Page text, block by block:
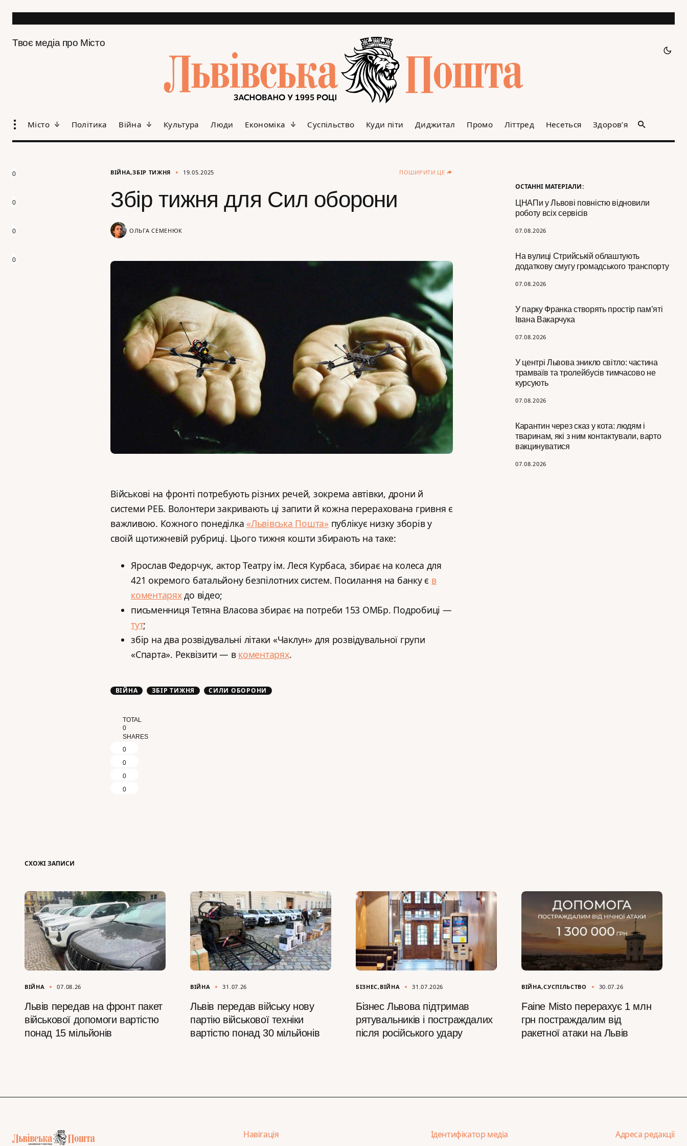
Твоє медіа про Місто
Місто Політика Війна Культура Люди Економіка Суспільство Куди піти Диджитал Промо Літтред Несеться Здоров’я
ОСТАННІ МАТЕРІАЛИ:
ЦНАПи у Львові повністю відновили
роботу всіх сервісів
07.08.2026
На вулиці Стрийській облаштують
додаткову смугу громадського транспорту
07.08.2026
У парку Франка створять простір пам’яті
Івана Вакарчука
07.08.2026
У центрі Львова зникло світло: частина
трамваїв та тролейбусів тимчасово не
курсують
07.08.2026
Карантин через сказ у кота: людям і
тваринам, які з ним контактували, варто
вакцинуватися
07.08.2026
ВІЙНА ЗБІР ТИЖНЯ 19.05.2025 ПОШИРИТИ ЦЕ
Збір тижня для Сил оборони
ОЛЬГА СЕМЕНЮК
Військові на фронті потребують різних речей, зокрема автівки, дрони й
системи РЕБ. Волонтери закривають ці запити й кожна перерахована гривня є
важливою. Кожного понеділка«Львівська Пошта» публікує низку зборів у
своїй щотижневій рубриці. Цього тижня кошти збирають на таке:
Ярослав Федорчук, актор Театру ім. Леся Курбаса, збирає на колеса для
421 окремого батальйону безпілотних систем. Посилання на банку є в
коментаряхдо відео;
письменниця Тетяна Власова збирає на потреби 153 ОМБр. Подробиці —
тут;
збір на два розвідувальні літаки «Чаклун» для розвідувальної групи
«Спарта». Реквізити — в коментарях.
ВІЙНА ЗБІР ТИЖНЯ СИЛИ ОБОРОНИ
TOTAL
0
SHARES
0
0
0
0
0
0
0
0
СХОЖІ ЗАПИСИ
ВІЙНА 07.08.26
Львів передав на фронт пакет
військової допомоги вартістю
понад 15 мільйонів
ВІЙНА 31.07.26
Львів передав війську нову
партію військової техніки
вартістю понад 30 мільйонів
БІЗНЕС ВІЙНА 31.07.2026
Бізнес Львова підтримав
рятувальників і постраждалих
після російського удару
ВІЙНА СУСПІЛЬСТВО 30.07.26
Faine Misto перерахує 1 млн
грн постраждалим від
ракетної атаки на Львів
Навігація
Ідентифікатор медіа
Адреса редакції